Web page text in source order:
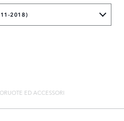
2018)
RUOTE ED ACCESSORI